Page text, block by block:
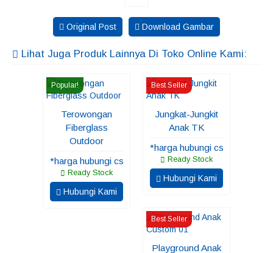
Original Post Download Gambar
Lihat Juga Produk Lainnya Di Toko Online Kami:
Popular!
Terowongan
Fiberglass
Outdoor
*harga hubungi cs
Ready Stock
Hubungi Kami
Best Seller
Jungkat-Jungkit
Anak TK
*harga hubungi cs
Ready Stock
Hubungi Kami
Best Seller
Playground Anak